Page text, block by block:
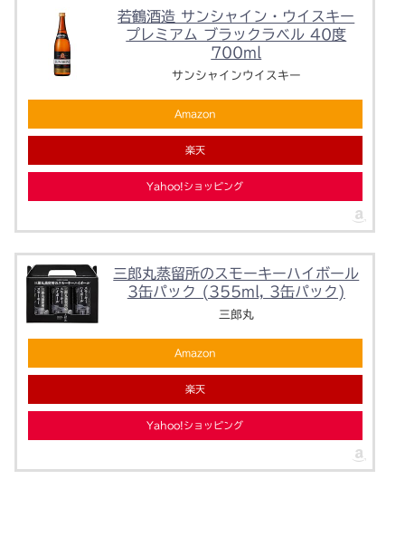
若鶴酒造 サンシャイン・ウイスキー
プレミアム ブラックラベル 40度
700ml
サンシャインウイスキー
Amazon
楽天
Yahoo!ショッピング
三郎丸蒸留所のスモーキーハイボール
3缶パック (355ml, 3缶パック)
三郎丸
Amazon
楽天
Yahoo!ショッピング